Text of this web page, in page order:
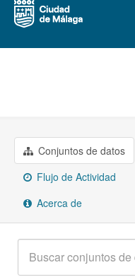
Organizaciones
Grupos
Acerca de
Conjuntos de datos
Flujo de Actividad
Acerca de